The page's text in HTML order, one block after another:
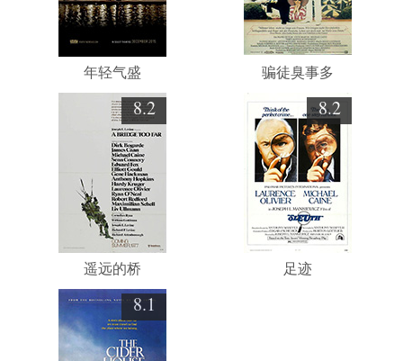
年轻气盛 骗徒臭事多
8.2
遥远的桥
8.2
足迹
8.1